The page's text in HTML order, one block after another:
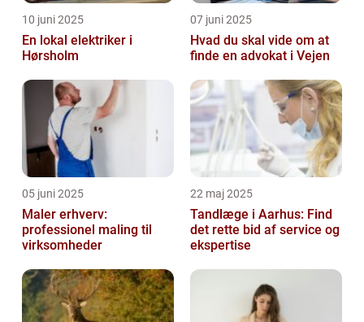
10 juni 2025
En lokal elektriker i
Hørsholm
07 juni 2025
Hvad du skal vide om at
finde en advokat i Vejen
05 juni 2025
Maler erhverv:
professionel maling til
virksomheder
22 maj 2025
Tandlæge i Aarhus: Find
det rette bid af service og
ekspertise